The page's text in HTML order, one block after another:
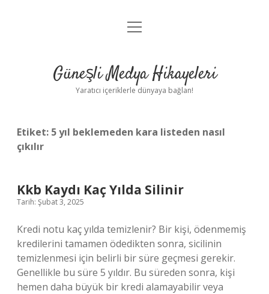
Anasayfa
Yasal Uyarı
menüyü
Güneşli Medya Hikayeleri
Yaratıcı içeriklerle dünyaya bağlan!
Etiket: 5 yıl beklemeden kara listeden nasıl
çıkılır
Kkb Kaydı Kaç Yılda Silinir
Tarih: Şubat 3, 2025
Kredi notu kaç yılda temizlenir? Bir kişi, ödenmemiş
kredilerini tamamen ödedikten sonra, sicilinin
temizlenmesi için belirli bir süre geçmesi gerekir.
Genellikle bu süre 5 yıldır. Bu süreden sonra, kişi
hemen daha büyük bir kredi alamayabilir veya